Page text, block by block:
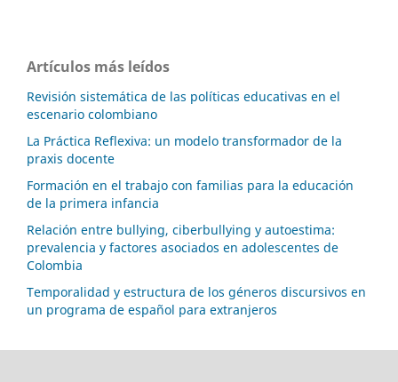
Artículos más leídos
Revisión sistemática de las políticas educativas en el
escenario colombiano
La Práctica Reflexiva: un modelo transformador de la
praxis docente
Formación en el trabajo con familias para la educación
de la primera infancia
Relación entre bullying, ciberbullying y autoestima:
prevalencia y factores asociados en adolescentes de
Colombia
Temporalidad y estructura de los géneros discursivos en
un programa de español para extranjeros